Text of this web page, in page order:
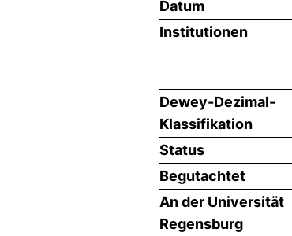
Datum
Institutionen
Dewey-Dezimal-
Klassifikation
Status
Begutachtet
An der Universität
Regensburg